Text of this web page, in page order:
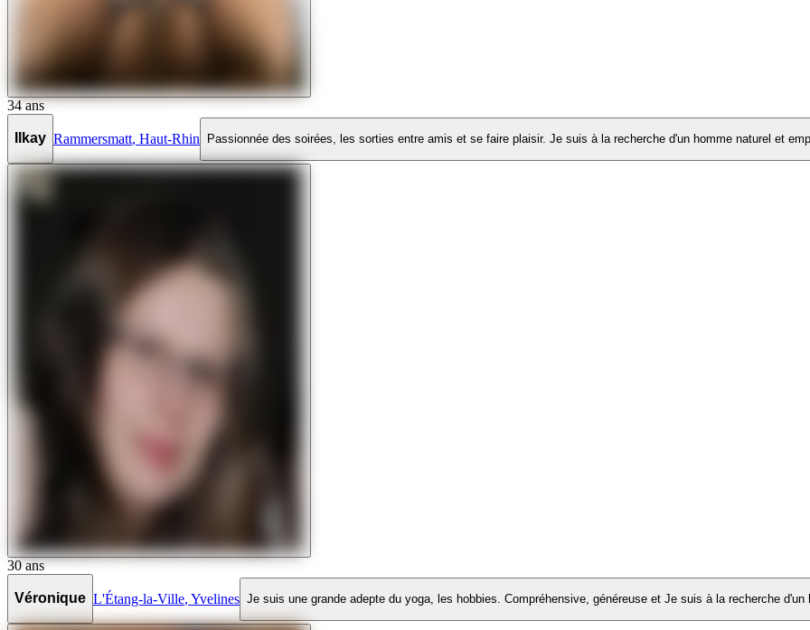
34 ans
Ilkay Rammersmatt Haut-Rhin Passionnée des soirées, les sorties entre amis et se faire plaisir. Je suis à la recherche d'un homme naturel et
30 ans
Véronique L'Étang-la-Ville, Yvelines Je suis une grande adepte du yoga, les hobbies. Compréhensive, généreuse et Je suis à la recherche d'un